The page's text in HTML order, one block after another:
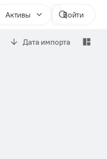
Активы Войти
Дата импорта